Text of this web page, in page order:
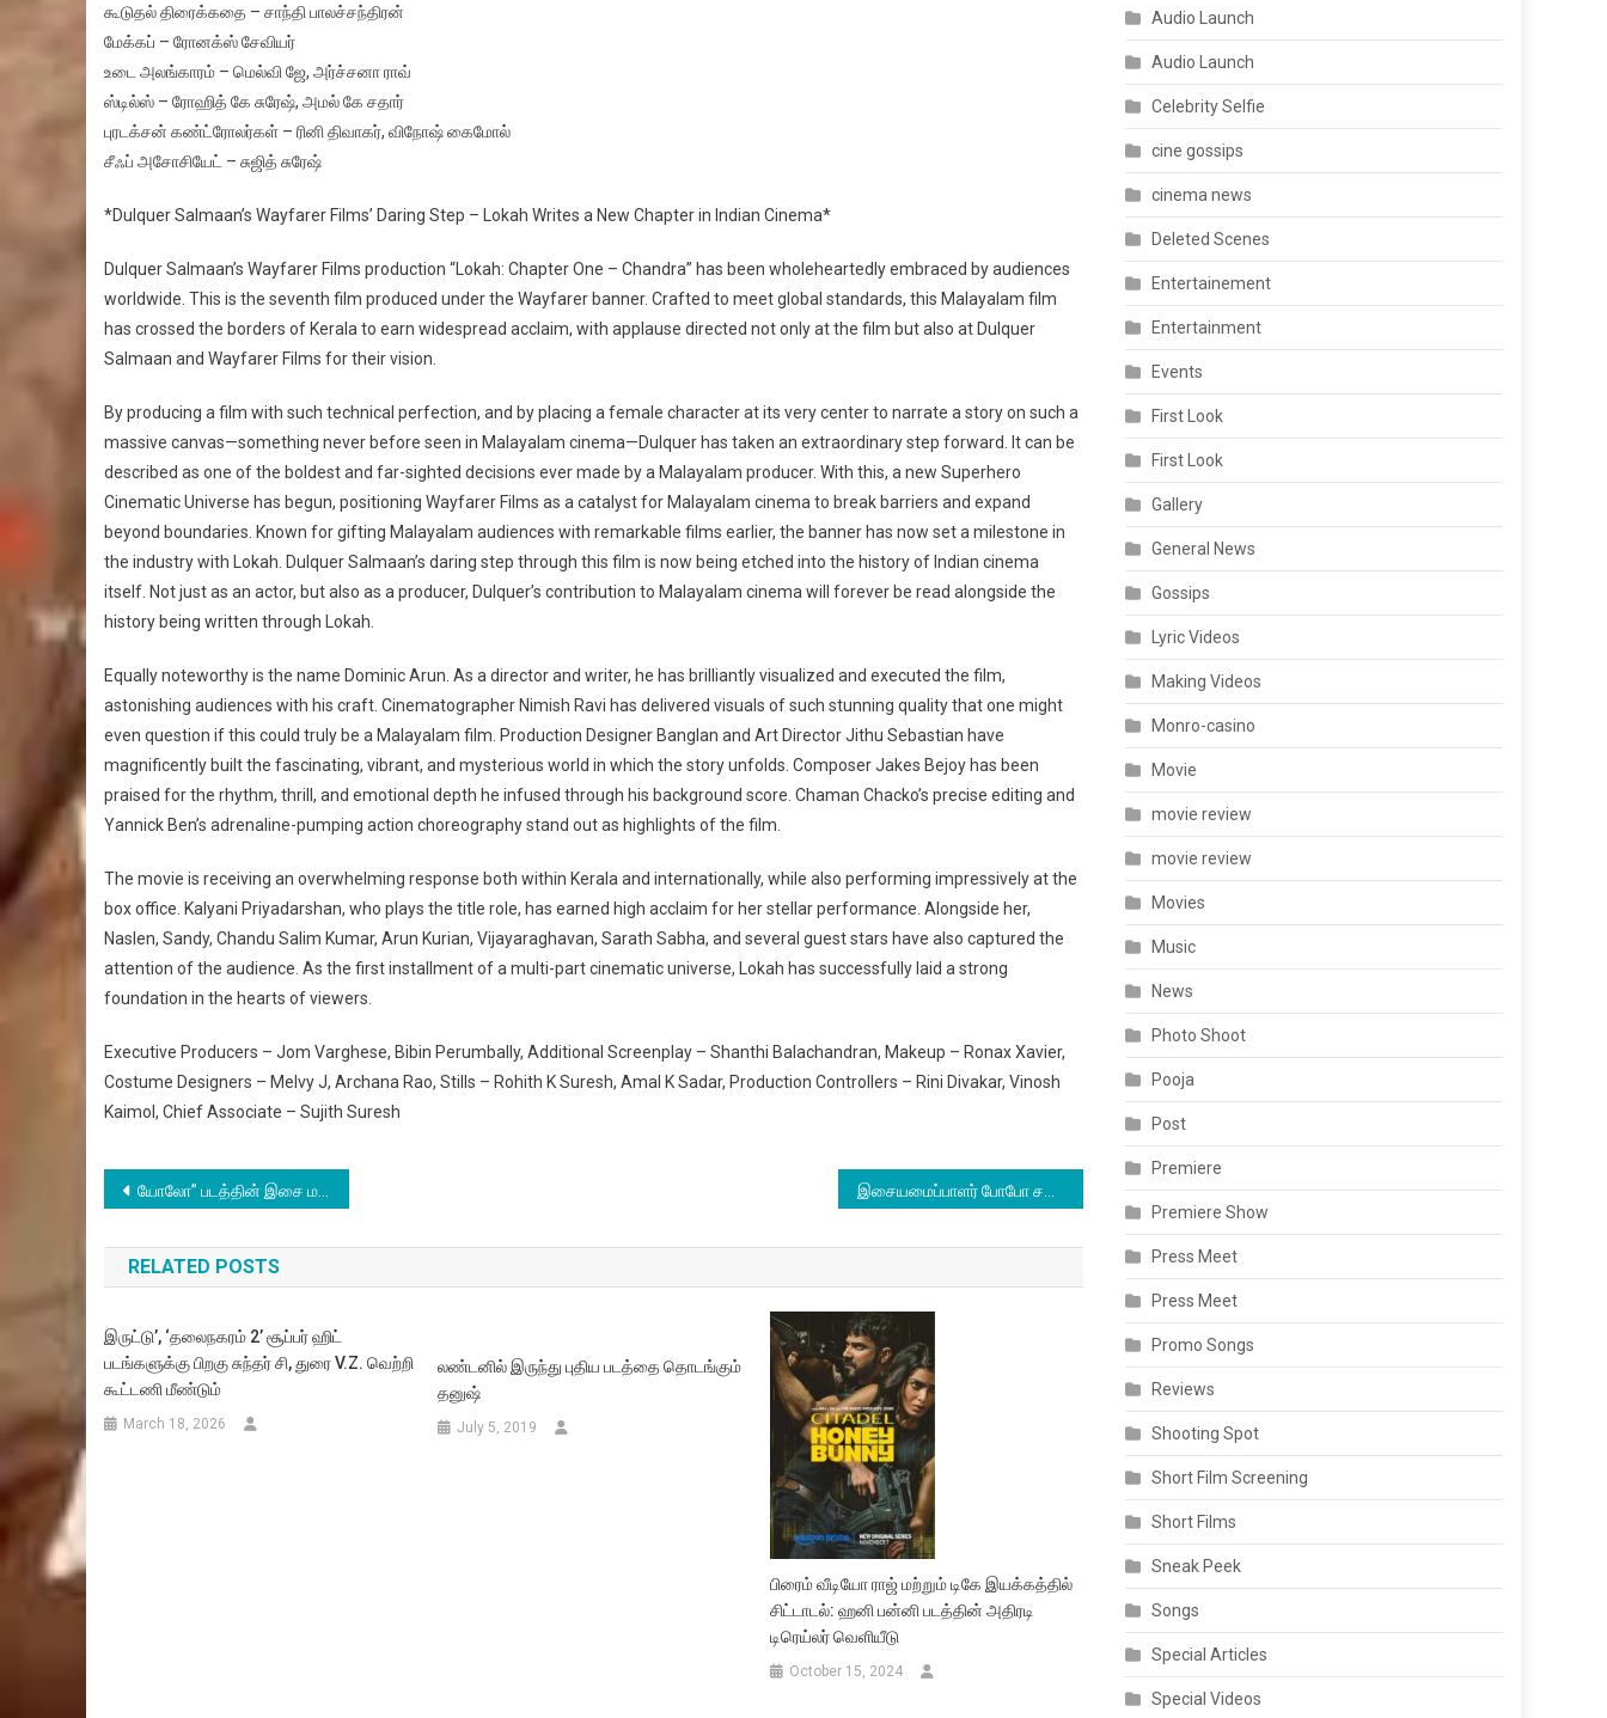
கூடுதல் திரைக்கதை – சாந்தி பாலச்சந்திரன்
மேக்கப் – ரோனக்ஸ் சேவியர்
உடை அலங்காரம் – மெல்வி ஜே, அர்ச்சனா ராவ்
ஸ்டில்ஸ் – ரோஹித் கே சுரேஷ், அமல் கே சதார்
புரடக்சன் கண்ட்ரோலர்கள் – ரினி திவாகர், விநோஷ் கைமோல்
சீஃப் அசோசியேட் – சுஜித் சுரேஷ்
*Dulquer Salmaan’s Wayfarer Films’ Daring Step – Lokah Writes a New Chapter in Indian Cinema*
Dulquer Salmaan’s Wayfarer Films production “Lokah: Chapter One – Chandra” has been wholeheartedly embraced by audiences
worldwide. This is the seventh film produced under the Wayfarer banner. Crafted to meet global standards, this Malayalam film
has crossed the borders of Kerala to earn widespread acclaim, with applause directed not only at the film but also at Dulquer
Salmaan and Wayfarer Films for their vision.
By producing a film with such technical perfection, and by placing a female character at its very center to narrate a story on such a
massive canvas—something never before seen in Malayalam cinema—Dulquer has taken an extraordinary step forward. It can be
described as one of the boldest and far-sighted decisions ever made by a Malayalam producer. With this, a new Superhero
Cinematic Universe has begun, positioning Wayfarer Films as a catalyst for Malayalam cinema to break barriers and expand
beyond boundaries. Known for gifting Malayalam audiences with remarkable films earlier, the banner has now set a milestone in
the industry with Lokah. Dulquer Salmaan’s daring step through this film is now being etched into the history of Indian cinema
itself. Not just as an actor, but also as a producer, Dulquer’s contribution to Malayalam cinema will forever be read alongside the
history being written through Lokah.
Equally noteworthy is the name Dominic Arun. As a director and writer, he has brilliantly visualized and executed the film,
astonishing audiences with his craft. Cinematographer Nimish Ravi has delivered visuals of such stunning quality that one might
even question if this could truly be a Malayalam film. Production Designer Banglan and Art Director Jithu Sebastian have
magnificently built the fascinating, vibrant, and mysterious world in which the story unfolds. Composer Jakes Bejoy has been
praised for the rhythm, thrill, and emotional depth he infused through his background score. Chaman Chacko’s precise editing and
Yannick Ben’s adrenaline-pumping action choreography stand out as highlights of the film.
The movie is receiving an overwhelming response both within Kerala and internationally, while also performing impressively at the
box office. Kalyani Priyadarshan, who plays the title role, has earned high acclaim for her stellar performance. Alongside her,
Naslen, Sandy, Chandu Salim Kumar, Arun Kurian, Vijayaraghavan, Sarath Sabha, and several guest stars have also captured the
attention of the audience. As the first installment of a multi-part cinematic universe, Lokah has successfully laid a strong
foundation in the hearts of viewers.
Executive Producers – Jom Varghese, Bibin Perumbally, Additional Screenplay – Shanthi Balachandran, Makeup – Ronax Xavier,
Costume Designers – Melvy J, Archana Rao, Stills – Rohith K Suresh, Amal K Sadar, Production Controllers – Rini Divakar, Vinosh
Kaimol, Chief Associate – Sujith Suresh
Post
navigation
யோலோ” படத்தின் இசை மற்றும் டிரெய்லர் வெளியீட்டுவிழா இசையமைப்பாளர் போபோ சசியின் ‘பிஃபோர் ஐ ஃபேட் அவே’ (Before I Fade Away) இசை ஆல்பம் வெளியீடு
RELATED POSTS
இருட்டு’, ‘தலைநகரம் 2’ சூப்பர் ஹிட்
படங்களுக்கு பிறகு சுந்தர் சி, துரை V.Z. வெற்றி
கூட்டணி மீண்டும்
March 18, 2026
லண்டனில் இருந்து புதிய படத்தை தொடங்கும்
தனுஷ்
July 5, 2019
பிரைம் வீடியோ ராஜ் மற்றும் டிகே இயக்கத்தில்
சிட்டாடல்: ஹனி பன்னி படத்தின் அதிரடி
டிரெய்லர் வெளியீடு
October 15, 2024
Audio Launch
Audio Launch
Celebrity Selfie
cine gossips
cinema news
Deleted Scenes
Entertainement
Entertainment
Events
First Look
First Look
Gallery
General News
Gossips
Lyric Videos
Making Videos
Monro-casino
Movie
movie review
movie review
Movies
Music
News
Photo Shoot
Pooja
Post
Premiere
Premiere Show
Press Meet
Press Meet
Promo Songs
Reviews
Shooting Spot
Short Film Screening
Short Films
Sneak Peek
Songs
Special Articles
Special Videos